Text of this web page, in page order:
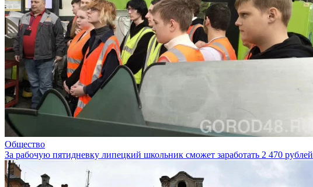
Общество
За рабочую пятидневку липецкий школьник сможет заработать 2 470 рублей